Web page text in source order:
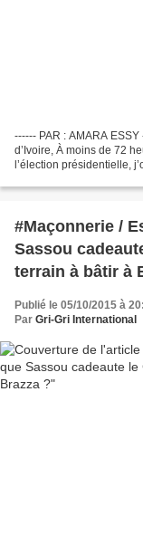
------ PAR : AMARA
d’Ivoire, À moins de 72
l’élection présidentielle,
#Maçonnerie /
Sassou
terrain à bâtir à
Publié le 05/10/2015 à
Par Gri-Gri International